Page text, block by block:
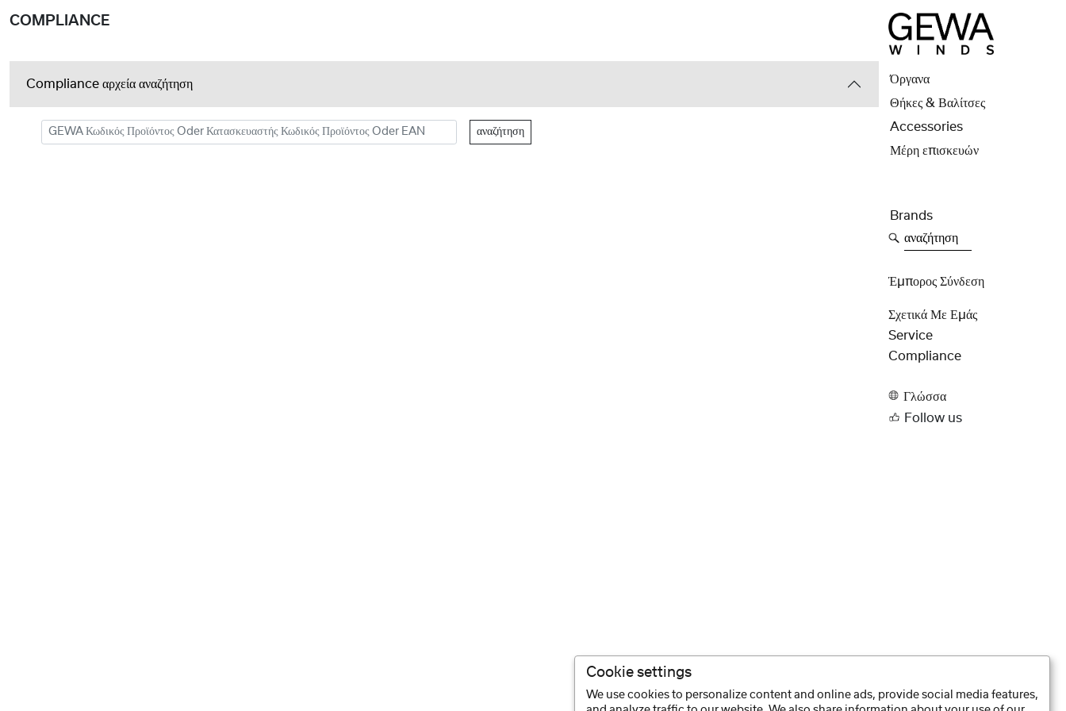
COMPLIANCE
Compliance αρχεία αναζήτηση
αναζήτηση
Όργανα
Θήκες & Βαλίτσες
Accessories
Μέρη επισκευών
Brands
αναζήτηση
Έμπορος Σύνδεση
Σχετικά Με Εμάς
Service
Compliance
Γλώσσα
Follow us
Cookie settings
We use cookies to personalize content and online ads, provide social media features,